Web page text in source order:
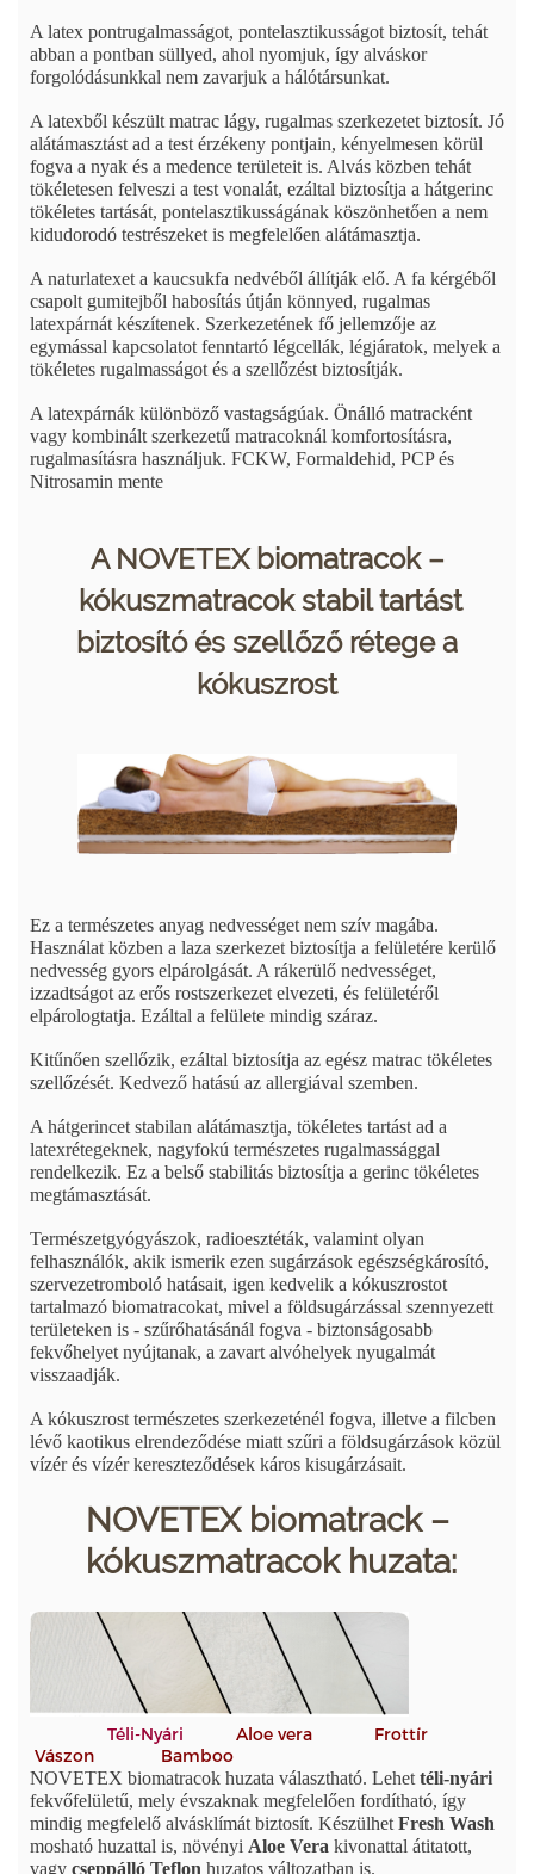
A latex pontrugalmasságot, pontelasztikusságot biztosít, tehát
abban a pontban süllyed, ahol nyomjuk, így alváskor
forgolódásunkkal nem zavarjuk a hálótársunkat.
A latexből készült matrac lágy, rugalmas szerkezetet biztosít. Jó
alátámasztást ad a test érzékeny pontjain, kényelmesen körül
fogva a nyak és a medence területeit is. Alvás közben tehát
tökéletesen felveszi a test vonalát, ezáltal biztosítja a hátgerinc
tökéletes tartását, pontelasztikusságának köszönhetően a nem
kidudorodó testrészeket is megfelelően alátámasztja.
A naturlatexet a kaucsukfa nedvéből állítják elő. A fa kérgéből
csapolt gumitejből habosítás útján könnyed, rugalmas
latexpárnát készítenek. Szerkezetének fő jellemzője az
egymással kapcsolatot fenntartó légcellák, légjáratok, melyek a
tökéletes rugalmasságot és a szellőzést biztosítják.
A latexpárnák különböző vastagságúak. Önálló matracként
vagy kombinált szerkezetű matracoknál komfortosításra,
rugalmasításra használjuk. FCKW, Formaldehid, PCP és
Nitrosamin mente
A NOVETEX biomatracok –
kókuszmatracok stabil tartást
biztosító és szellőző rétege a
kókuszrost
Ez a természetes anyag nedvességet nem szív magába.
Használat közben a laza szerkezet biztosítja a felületére kerülő
nedvesség gyors elpárolgását. A rákerülő nedvességet,
izzadtságot az erős rostszerkezet elvezeti, és felületéről
elpárologtatja. Ezáltal a felülete mindig száraz.
Kitűnően szellőzik, ezáltal biztosítja az egész matrac tökéletes
szellőzését. Kedvező hatású az allergiával szemben.
A hátgerincet stabilan alátámasztja, tökéletes tartást ad a
latexrétegeknek, nagyfokú természetes rugalmassággal
rendelkezik. Ez a belső stabilitás biztosítja a gerinc tökéletes
megtámasztását.
Természetgyógyászok, radioesztéták, valamint olyan
felhasználók, akik ismerik ezen sugárzások egészségkárosító,
szervezetromboló hatásait, igen kedvelik a kókuszrostot
tartalmazó biomatracokat, mivel a földsugárzással szennyezett
területeken is - szűrőhatásánál fogva - biztonságosabb
fekvőhelyet nyújtanak, a zavart alvóhelyek nyugalmát
visszaadják.
A kókuszrost természetes szerkezeténél fogva, illetve a filcben
lévő kaotikus elrendeződése miatt szűri a földsugárzások közül
vízér és vízér kereszteződések káros kisugárzásait.
NOVETEX biomatrack –
kókuszmatracok huzata:
Téli-Nyári Aloe vera Frottír
Vászon Bamboo
NOVETEX biomatracok huzata választható. Lehet téli-nyári
fekvőfelületű, mely évszaknak megfelelően fordítható, így
mindig megfelelő alvásklímát biztosít. Készülhet Fresh Wash
mosható huzattal is, növényi Aloe Vera kivonattal átitatott,
vagy cseppálló Teflon huzatos változatban is.